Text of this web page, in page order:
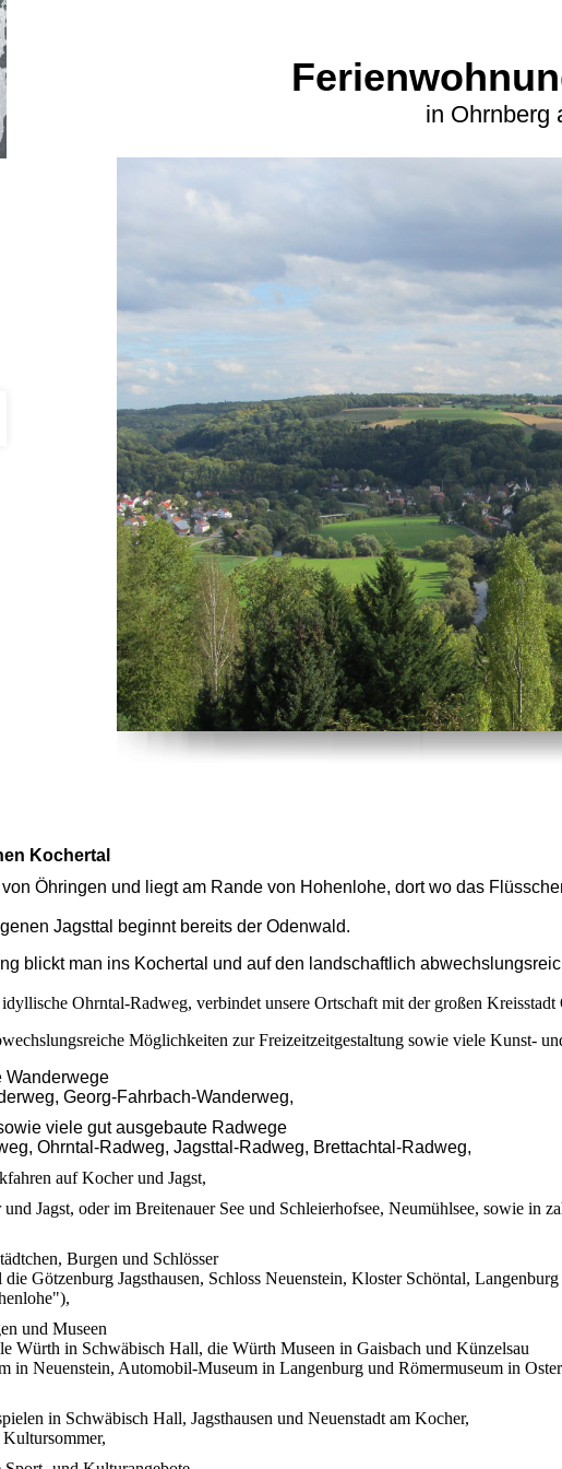
in Ohrnberg
Kochertal
Öhringen und liegt am Rande von Hohenlohe, dort wo das
Jagsttal beginnt bereits der Odenwald.
blickt man ins Kochertal und auf den landschaftlich
Ohrntal-Radweg, verbindet unsere Ortschaft mit der großen Kreisstadt
Möglichkeiten zur Freizeitzeitgestaltung sowie viele Kunst-
Wanderwege
Georg-Fahrbach-Wanderweg,
viele gut ausgebaute Radwege
Ohrntal-Radweg, Jagsttal-Radweg, Brettachtal-Radweg,
auf Kocher und Jagst,
Jagst, oder im Breitenauer See und Schleierhofsee, Neumühlsee, sowie in
Burgen und Schlösser
Götzenburg Jagsthausen, Schloss Neuenstein, Kloster Schöntal,
und Museen
Würth in Schwäbisch Hall, die Würth Museen in Gaisbach und Künzelsau
in Neuenstein, Automobil-Museum in Langenburg und Römermuseum in
in Schwäbisch Hall, Jagsthausen und Neuenstadt am Kocher,